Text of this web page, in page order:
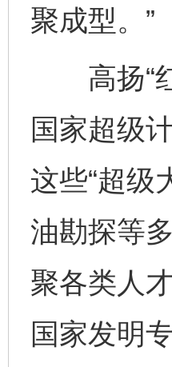
聚成型。”
高扬“红
国家超级
这些“超级
油勘探等
聚各类人
国家发明